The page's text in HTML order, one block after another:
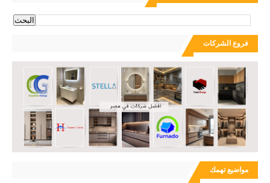
فروع الشركات
مواضيع تهمك